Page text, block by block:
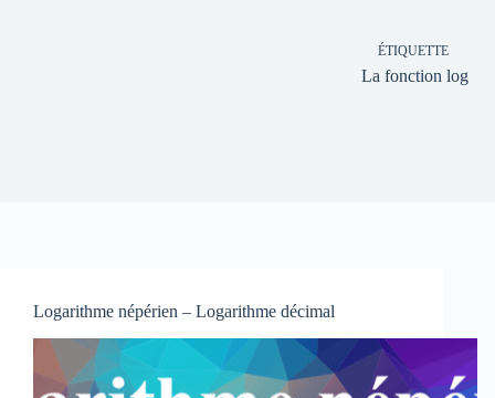
ÉTIQUETTE
La fonction log
Logarithme népérien – Logarithme décimal